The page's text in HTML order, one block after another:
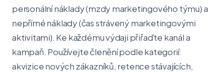
personální náklady (mzdy marketingového týmu) a
nepřímé náklady (čas strávený marketingovými
aktivitami). Ke každému výdaji přiřaďte kanál a
kampaň. Používejte členění podle kategorií:
akvizice nových zákazníků, retence stávajících,